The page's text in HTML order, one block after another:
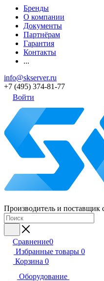
Бренды
О компании
Документы
Партнёрам
Гарантия
Контакты
...
info@skserver.ru
+7 (495) 374-81-77
Войти
Производитель и поставщик
Сравнение0
Избранные товары 0
Корзина 0
Оборудование